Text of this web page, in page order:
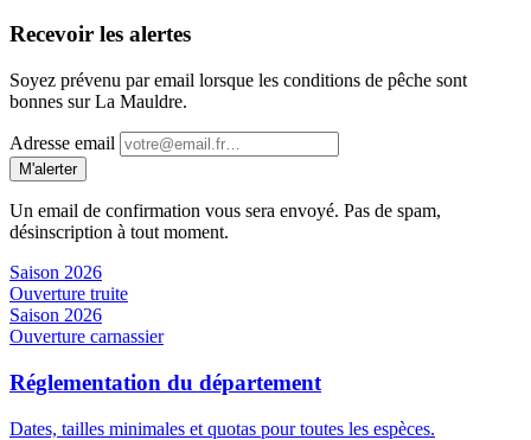
Recevoir les alertes
Soyez prévenu par email lorsque les conditions de pêche sont
bonnes sur La Mauldre.
Adresse email
M'alerter
Un email de confirmation vous sera envoyé. Pas de spam,
désinscription à tout moment.
Saison 2026
Ouverture truite
Saison 2026
Ouverture carnassier
Réglementation du département
Dates, tailles minimales et quotas pour toutes les espèces.